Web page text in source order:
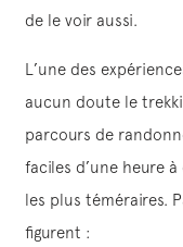
de le voir aussi.
L’une des
aucun doute le
parcours de
faciles d’une heure
les plus téméraires.
figurent :